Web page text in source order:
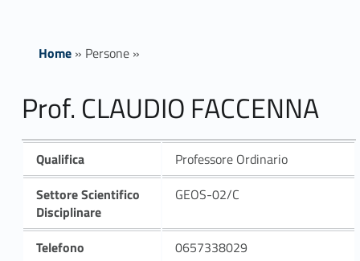
Home» Persone»
Prof. CLAUDIO FACCENNA
Qualifica
Professore Ordinario
Settore Scientifico
Disciplinare
GEOS-02/C
Telefono
0657338029